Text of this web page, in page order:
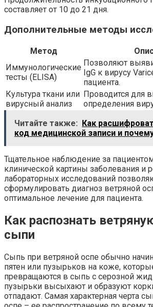
составляет от 10 до 21 дня.
Дополнительные методы
Метод
Иммунологические
тесты (ELISA)
Позволяют
IgG к вирусу
пациента.
Культура ткани или
вирусный анализ
Проводится для
определения
Читайте также:
Как
код медицинской записи и
Тщательное наблюдение за
клинической картины заболевания и
лабораторных исследований
сформулировать диагноз ветряной
оптимальное лечение для пациента.
Как распознать
сыпи
Сыпь при ветряной оспе обычно
пятен или пузырьков на коже,
превращаются в сыпь с серозной
пузырьки высыхают и образуют
отпадают. Самая характерная черта